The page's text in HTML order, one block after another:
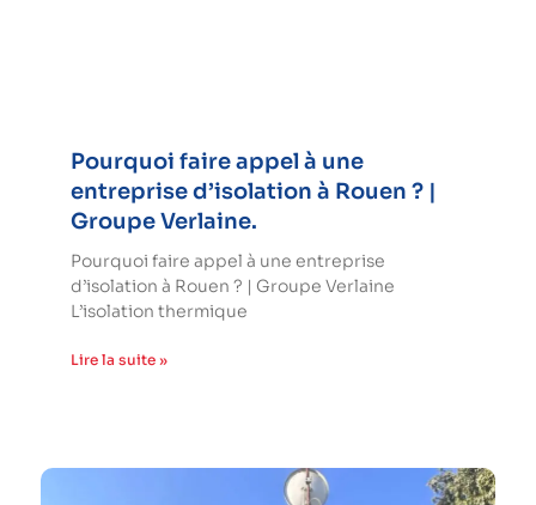
Pourquoi faire appel à une
entreprise d’isolation à Rouen ? |
Groupe Verlaine.
Pourquoi faire appel à une entreprise
d’isolation à Rouen ? | Groupe Verlaine
L’isolation thermique
Lire la suite »